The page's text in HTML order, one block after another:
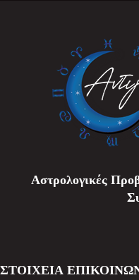
Αστρολογικές
ΣΤΟΙΧΕΙΑ